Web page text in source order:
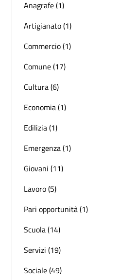
Anagrafe (1)
Artigianato (1)
Commercio (1)
Comune (17)
Cultura (6)
Economia (1)
Edilizia (1)
Emergenza (1)
Giovani (11)
Lavoro (5)
Pari opportunità (1)
Scuola (14)
Servizi (19)
Sociale (49)